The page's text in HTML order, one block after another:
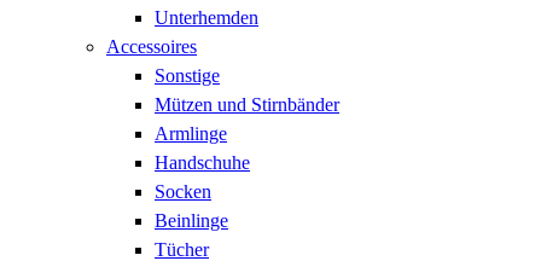
Unterhemden
Accessoires
Sonstige
Mützen und Stirnbänder
Armlinge
Handschuhe
Socken
Beinlinge
Tücher